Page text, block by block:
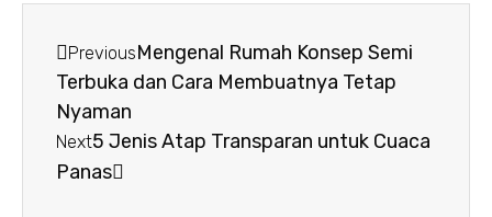
PreviousMengenal Rumah Konsep Semi
Terbuka dan Cara Membuatnya Tetap
Nyaman
Next5 Jenis Atap Transparan untuk Cuaca
Panas